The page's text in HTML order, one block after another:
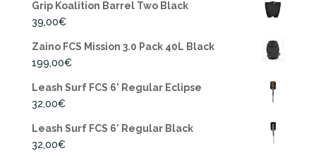
Grip Koalition Barrel Two Black
39,00€
Zaino FCS Mission 3.0 Pack 40L Black
199,00€
Leash Surf FCS 6' Regular Eclipse
32,00€
Leash Surf FCS 6' Regular Black
32,00€